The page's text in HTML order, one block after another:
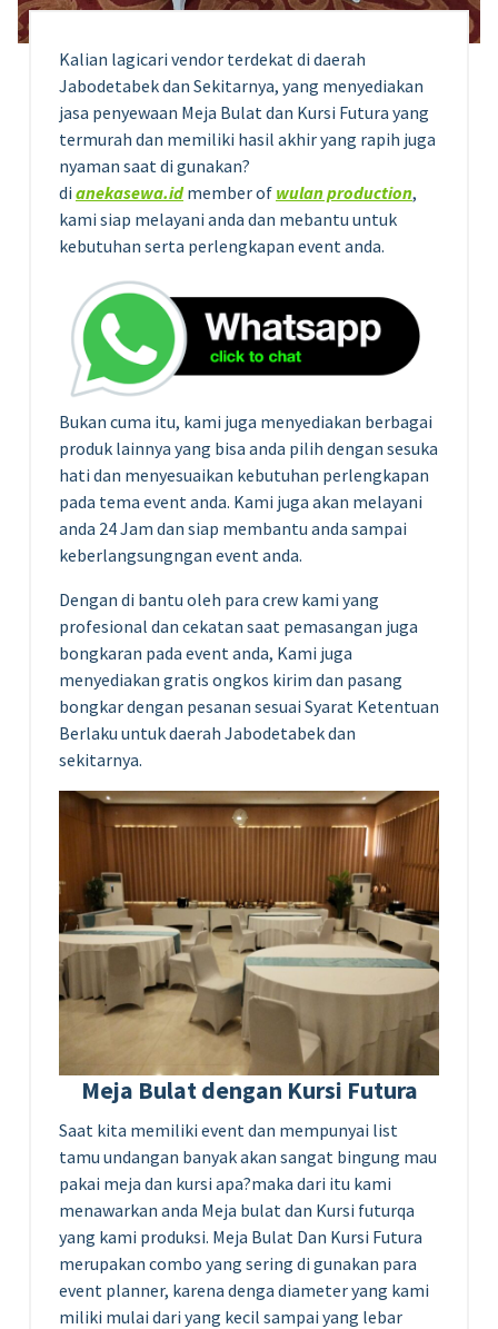
Kalian lagicari vendor terdekat di daerah
Jabodetabek dan Sekitarnya, yang menyediakan
jasa penyewaan Meja Bulat dan Kursi Futura yang
termurah dan memiliki hasil akhir yang rapih juga
nyaman saat di gunakan?
di anekasewa.idmember of wulan production,
kami siap melayani anda dan mebantu untuk
kebutuhan serta perlengkapan event anda.
Bukan cuma itu, kami juga menyediakan berbagai
produk lainnya yang bisa anda pilih dengan sesuka
hati dan menyesuaikan kebutuhan perlengkapan
pada tema event anda. Kami juga akan melayani
anda 24 Jam dan siap membantu anda sampai
keberlangsungngan event anda.
Dengan di bantu oleh para crew kami yang
profesional dan cekatan saat pemasangan juga
bongkaran pada event anda, Kami juga
menyediakan gratis ongkos kirim dan pasang
bongkar dengan pesanan sesuai Syarat Ketentuan
Berlaku untuk daerah Jabodetabek dan
sekitarnya.
Meja Bulat dengan Kursi Futura
Saat kita memiliki event dan mempunyai list
tamu undangan banyak akan sangat bingung mau
pakai meja dan kursi apa?maka dari itu kami
menawarkan anda Meja bulat dan Kursi futurqa
yang kami produksi. Meja Bulat Dan Kursi Futura
merupakan combo yang sering di gunakan para
event planner, karena denga diameter yang kami
miliki mulai dari yang kecil sampai yang lebar